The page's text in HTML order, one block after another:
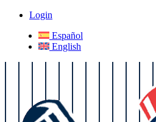
Login
Español
English